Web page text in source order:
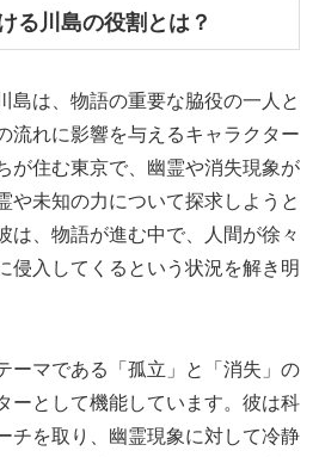
る川島の役割とは？
島は、物語の重要な脇役の一人と
流れに影響を与えるキャラクター
が住む東京で、幽霊や消失現象が
や未知の力について探求しようと
は、物語が進む中で、人間が徐々
侵入してくるという状況を解き明
ーマである「孤立」と「消失」の
ーとして機能しています。彼は科
チを取り、幽霊現象に対して冷静